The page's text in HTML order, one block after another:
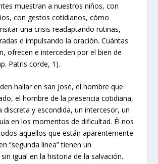
muestran a nuestros niños, con
con gestos cotidianos, cómo
una crisis readaptando rutinas,
e impulsando la oración. Cuántas
ofrecen e interceden por el bien de
Patris corde, 1).
hallar en san José, el hombre que
el hombre de la presencia cotidiana,
discreta y escondida, un intercesor, un
en los momentos de dificultad. Él nos
aquellos que están aparentemente
“segunda línea” tienen un
igual en la historia de la salvación.